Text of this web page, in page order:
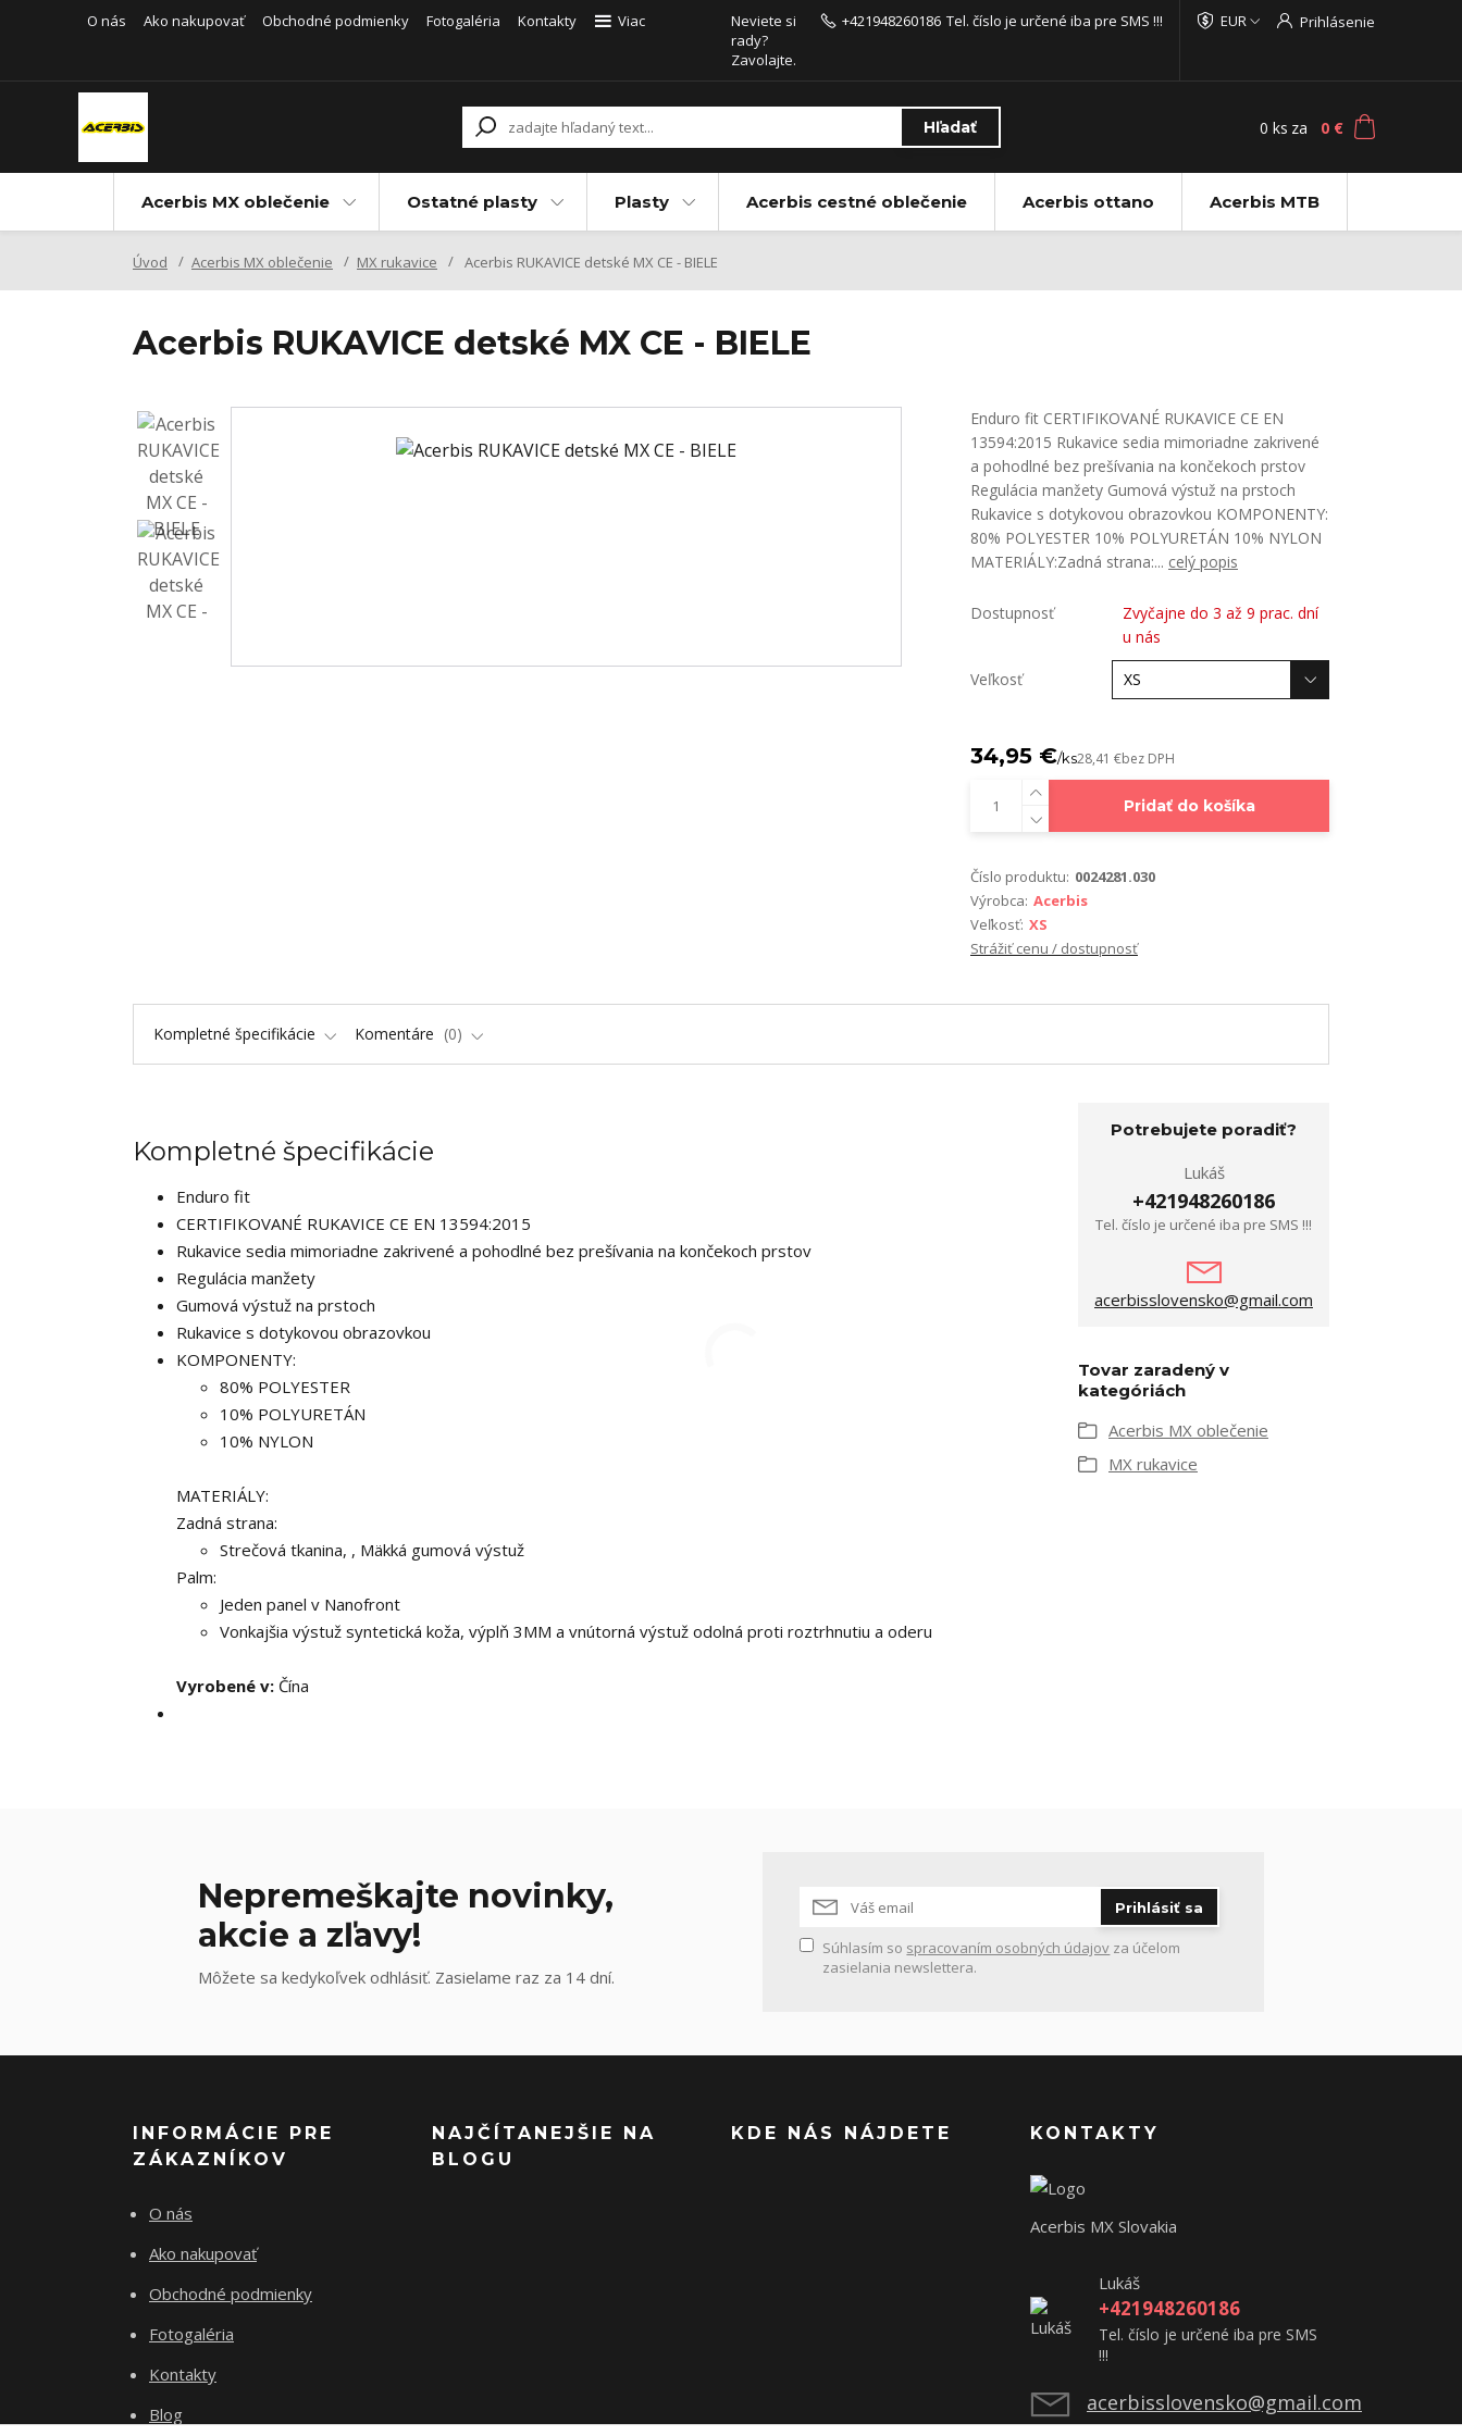
O nás Ako nakupovať Obchodné podmienky Fotogaléria Kontakty Viac EUR Prihlásenie
Hľadať
Neviete si
rady?
Zavolajte.
+421948260186 Tel. číslo je určené iba pre SMS !!!
0 ks za 0 €
Acerbis MX oblečenie Ostatné plasty Plasty Acerbis cestné oblečenie Acerbis ottano Acerbis MTB
Úvod Acerbis MX oblečenie MX rukavice Acerbis RUKAVICE detské MX CE - BIELE
Acerbis RUKAVICE detské MX CE - BIELE
Enduro fit CERTIFIKOVANÉ RUKAVICE CE EN
13594:2015 Rukavice sedia mimoriadne zakrivené
a pohodlné bez prešívania na končekoch prstov
Regulácia manžety Gumová výstuž na prstoch
Rukavice s dotykovou obrazovkou KOMPONENTY:
80% POLYESTER 10% POLYURETÁN 10% NYLON
MATERIÁLY:Zadná strana:... celý popis
Dostupnosť
Zvyčajne do 3 až 9 prac. dní
u nás
Veľkosť
34,95 €/ks28,41 €bez DPH
Pridať do košíka
Číslo produktu: 0024281.030
Výrobca: Acerbis
Veľkosť: XS
Strážiť cenu / dostupnosť
Kompletné špecifikácie Komentáre 0
Kompletné špecifikácie
Enduro fit
CERTIFIKOVANÉ RUKAVICE CE EN 13594:2015
Rukavice sedia mimoriadne zakrivené a pohodlné bez prešívania na končekoch prstov
Regulácia manžety
Gumová výstuž na prstoch
Rukavice s dotykovou obrazovkou
KOMPONENTY:
80% POLYESTER
10% POLYURETÁN
10% NYLON
MATERIÁLY:
Zadná strana:
Strečová tkanina, , Mäkká gumová výstuž
Palm:
Jeden panel v Nanofront
Vonkajšia výstuž syntetická koža, výplň 3MM a vnútorná výstuž odolná proti roztrhnutiu a oderu
Vyrobené v: Čína
Potrebujete poradiť?
Lukáš
+421948260186
Tel. číslo je určené iba pre SMS !!!
acerbisslovensko@gmail.com
Tovar zaradený v
kategóriách
Acerbis MX oblečenie
MX rukavice
Nepremeškajte novinky,
akcie a zľavy!
Môžete sa kedykoľvek odhlásiť. Zasielame raz za 14 dní.
Prihlásiť sa
Súhlasím so spracovaním osobných údajov za účelom
zasielania newslettera.
INFORMÁCIE PRE
ZÁKAZNÍKOV
O nás
Ako nakupovať
Obchodné podmienky
Fotogaléria
Kontakty
Blog
NAJČÍTANEJŠIE NA
BLOGU
KDE NÁS NÁJDETE KONTAKTY
Acerbis MX Slovakia
Lukáš
+421948260186
Tel. číslo je určené iba pre SMS
!!!
acerbisslovensko@gmail.com